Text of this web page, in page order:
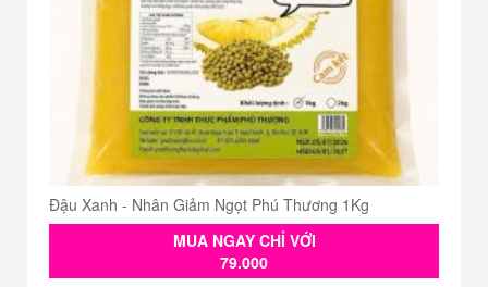
Đậu Xanh - Nhân Giảm Ngọt Phú Thương 1Kg
MUA NGAY CHỈ VỚI
79.000